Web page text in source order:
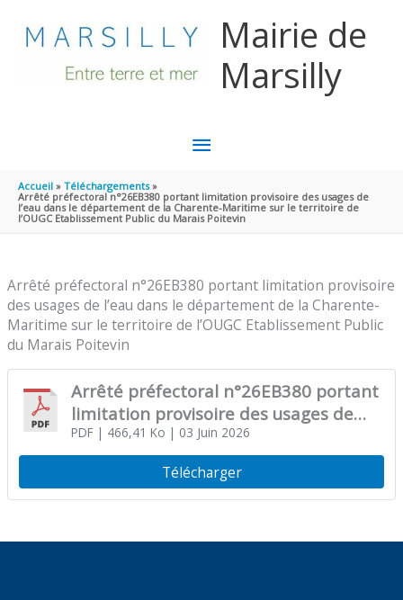
Mairie de
Marsilly
MENU
PRINCIPAL
Accueil
Téléchargements
Arrêté préfectoral n°26EB380 portant limitation provisoire des usages de
l’eau dans le département de la Charente-Maritime sur le territoire de
l’OUGC Etablissement Public du Marais Poitevin
Arrêté préfectoral n°26EB380 portant limitation provisoire
des usages de l’eau dans le département de la Charente-
Maritime sur le territoire de l’OUGC Etablissement Public
du Marais Poitevin
Arrêté préfectoral n°26EB380 portant
limitation provisoire des usages de
l’eau dans le département de la
Charente-Maritime sur le territoire de
l’OUGC Etablissement Public du
Marais Poitevin
PDF| 466,41 Ko | 03 Juin 2026
Télécharger